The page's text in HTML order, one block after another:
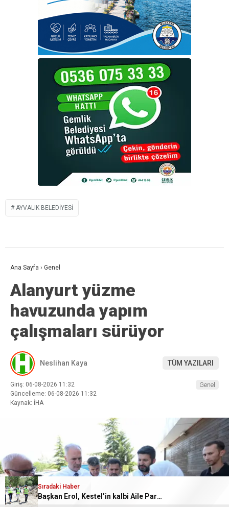
AYVALIK BELEDIYESI
Ana Sayfa › Genel
Alanyurt yüzme
havuzunda yapım
çalışmaları sürüyor
Neslihan Kaya TÜM YAZILARI
Giriş: 06-08-2026 11:32
Güncelleme: 06-08-2026 11:32
Kaynak: İHA
Genel
Sıradaki Haber
Başkan Erol, Kestel’in kalbi Aile Parkı’ndaki çalışmaları inceledi